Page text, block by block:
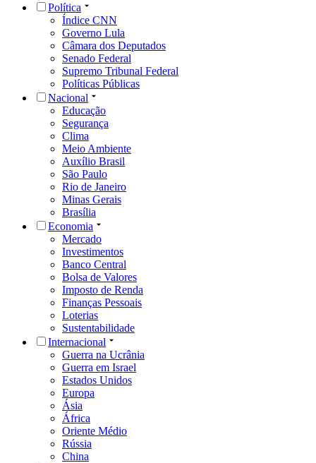
Política
Índice CNN
Governo Lula
Câmara dos Deputados
Senado Federal
Supremo Tribunal Federal
Políticas Públicas
Nacional
Educação
Segurança
Clima
Meio Ambiente
Auxílio Brasil
São Paulo
Rio de Janeiro
Minas Gerais
Brasília
Economia
Mercado
Investimentos
Banco Central
Bolsa de Valores
Imposto de Renda
Finanças Pessoais
Loterias
Sustentabilidade
Internacional
Guerra na Ucrânia
Guerra em Israel
Estados Unidos
Europa
Ásia
África
Oriente Médio
Rússia
China